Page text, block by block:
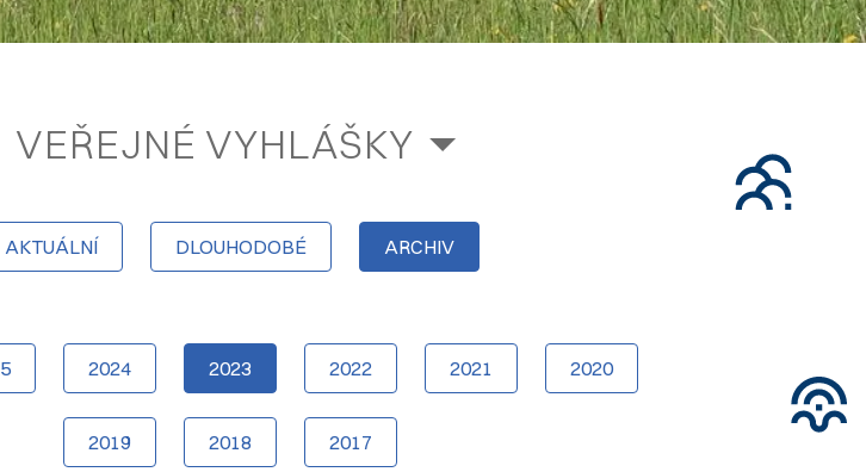
VEŘEJNÉ VYHLÁŠKY
AKTUÁLNÍ DLOUHODOBÉ ARCHIV
2024 2023 2022 2021 2020
2019 2018 2017